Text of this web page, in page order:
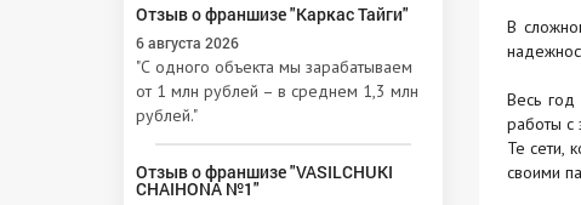
В
Весь
работы с
Те сети,
своими
Отзыв о франшизе "Каркас Тайги"
6 августа 2026
"С одного объекта мы зарабатываем
от 1 млн рублей – в среднем 1,3 млн
рублей."
Отзыв о франшизе "VASILCHUKI
CHAIHONA №1"